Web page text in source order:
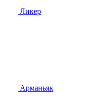
Ликер
Арманьяк